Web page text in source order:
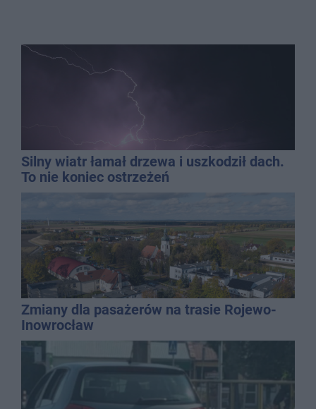
Silny wiatr łamał drzewa i uszkodził dach.
To nie koniec ostrzeżeń
Zmiany dla pasażerów na trasie Rojewo-
Inowrocław